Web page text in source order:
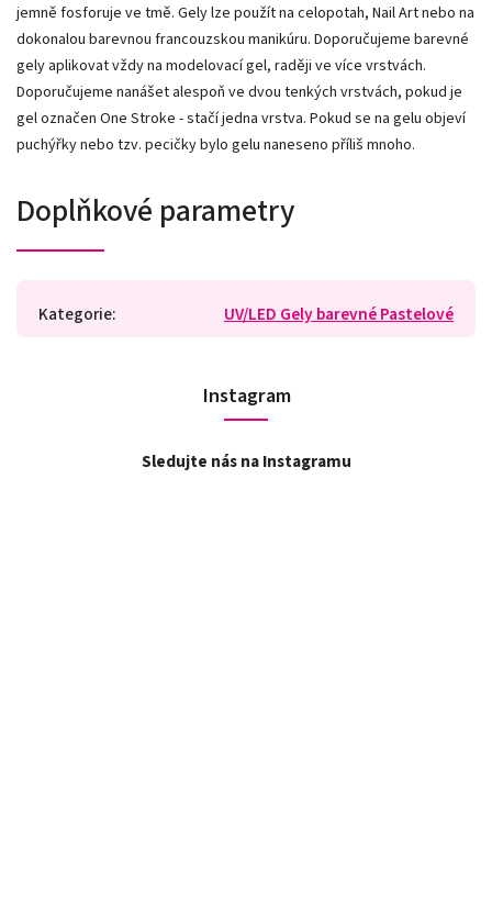
jemně fosforuje ve tmě. Gely lze použít na celopotah, Nail Art nebo na
dokonalou barevnou francouzskou manikúru. Doporučujeme barevné
gely aplikovat vždy na modelovací gel, raději ve více vrstvách.
Doporučujeme nanášet alespoň ve dvou tenkých vrstvách, pokud je
gel označen One Stroke - stačí jedna vrstva. Pokud se na gelu objeví
puchýřky nebo tzv. pecičky bylo gelu naneseno příliš mnoho.
Doplňkové parametry
Kategorie: UV/LED Gely barevné Pastelové
Instagram
Sledujte nás na Instagramu